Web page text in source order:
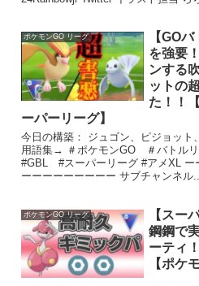
ポケモンGO リーグ
【GO
を強要
ンする
ットの
た！！
ーパーリーグ】
今日の構築： ジュゴン、ピジョット
用語集→ ＃ポケモンGO ＃バトル
#GBL #スーパーリーグ #アメXL ー
ーーーーーーーーー サブチャンネル
ポケモンGO リーグ
【スー
鋼鋼で
ーティ
【ポケ